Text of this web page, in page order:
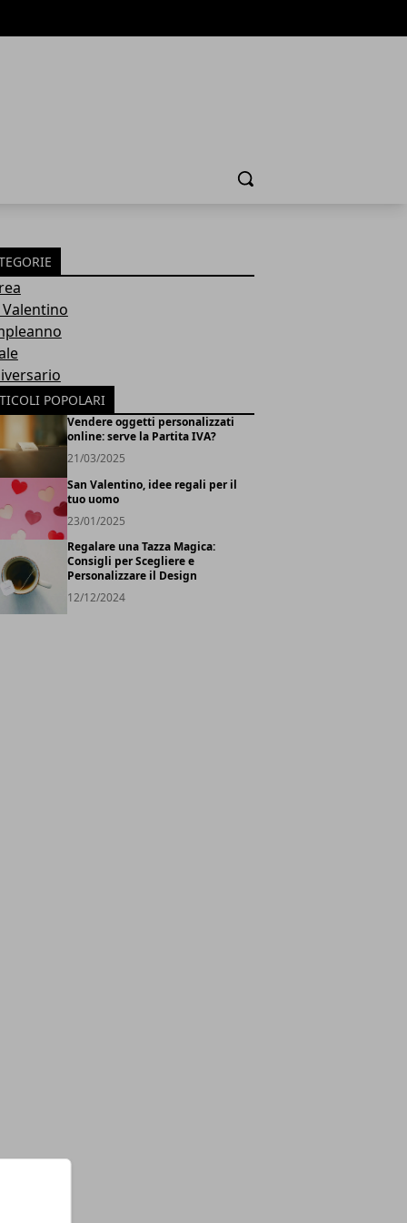
Cerca
Valentino
POPOLARI
Vendere oggetti personalizzati
online: serve la Partita IVA?
21/03/2025
San Valentino, idee regali per il
tuo uomo
23/01/2025
Regalare una Tazza Magica:
Consigli per Scegliere e
Personalizzare il Design
12/12/2024